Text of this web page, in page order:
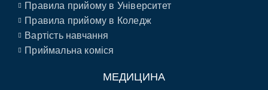
Правила прийому в Університет
Правила прийому в Коледж
Вартість навчання
Приймальна коміся
МЕДИЦИНА